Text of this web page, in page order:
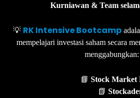
Kurniawan & Team
💡 RK Intensive Bootcamp
mempelajari investasi saham secara
menggabungkan:
📘 Stock Market
📗